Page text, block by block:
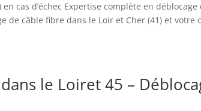
cas d’échec Expertise complète en
de câble fibre dans le Loir et Cher (41) et votre
le Loiret 45 –